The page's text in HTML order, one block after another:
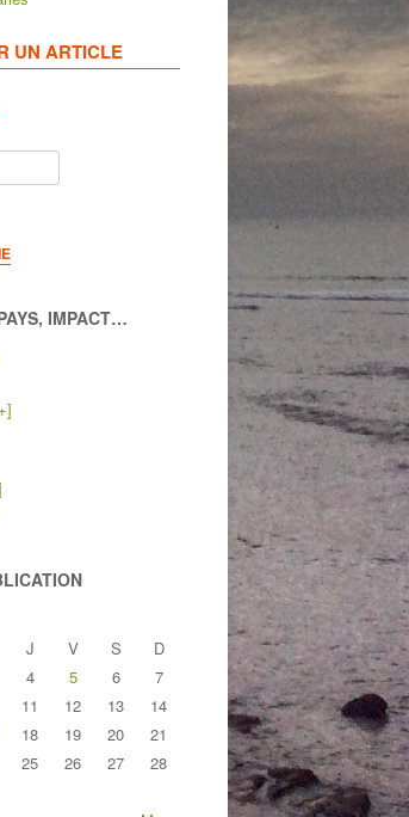
UN ARTICLE
IMPACT…
J V S
D
4 5 6
7
11 12 13
14
18 19 20
21
25 26 27
28